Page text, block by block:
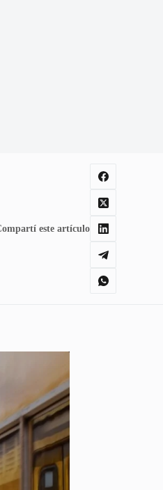
este artículo